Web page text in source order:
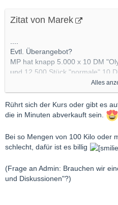
Zitat von Marek
....
Evtl. Überangebot?
MP hat knapp 5.000 x 10 DM
und 12.500 Stück "normale" 10
Rd. 170 Kilo fein, das ist schon
Dazu noch rd. 3.000 Stück 5 DM
in Summe also über 190 kg
Alles
Rührt sich der Kurs oder gibt es
die in Minuten abverkauft sein.
Bei so Mengen von 100 Kilo oder
schlecht, dafür ist es billig
(Frage an Admin: Brauchen wir
und Diskussionen"?)